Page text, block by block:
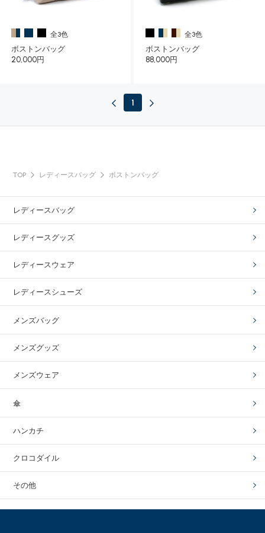
全3色
ボストンバッグ
20,000円
全3色
ボストンバッグ
88,000円
1
TOP レディースバッグ ボストンバッグ
レディースバッグ
レディースグッズ
レディースウェア
レディースシューズ
メンズバッグ
メンズグッズ
メンズウェア
傘
ハンカチ
クロコダイル
その他